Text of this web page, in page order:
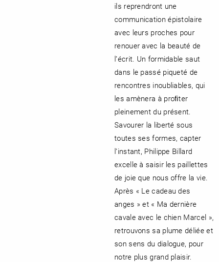
ils reprendront une
communication épistolaire
avec leurs proches pour
renouer avec la beauté de
l’écrit. Un formidable saut
dans le passé piqueté de
rencontres inoubliables, qui
les amènera à proﬁter
pleinement du présent.
Savourer la liberté sous
toutes ses formes, capter
l’instant, Philippe Billard
excelle à saisir les paillettes
de joie que nous offre la vie.
Après « Le cadeau des
anges » et « Ma dernière
cavale avec le chien Marcel »,
retrouvons sa plume déliée et
son sens du dialogue, pour
notre plus grand plaisir.